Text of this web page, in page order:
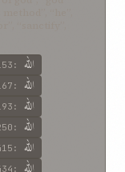
: الله
: الله
: الله
: الله
: الله
: